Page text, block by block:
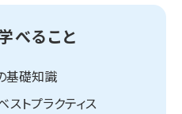
べること
基礎知識
トプラクティス